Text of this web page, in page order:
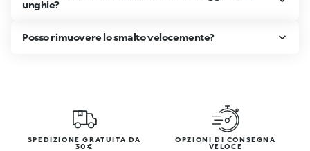
unghie?
Posso rimuovere lo smalto velocemente?
SPEDIZIONE GRATUITA DA
30€
OPZIONI DI CONSEGNA
VELOCE